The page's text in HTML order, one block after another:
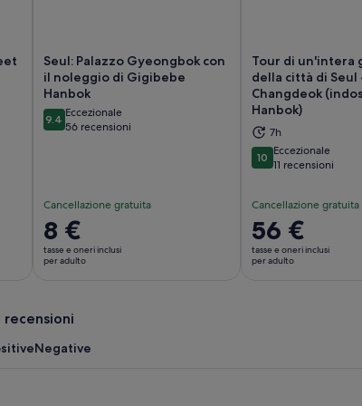
una nuova scheda
Seul: Palazzo Gyeongbok con
il noleggio di Gigibebe
Hanbok
9.49.4 su 10
Eccezionale
56 recensioni
Cancellazione gratuita
Il
prezzo
è
adulto
8 €
tasse e oneri inclusi
per adulto
Apertura in una nuova scheda
Tour di un'intera
della città di Seul
Changdeok
Hanbok)
7h
1010 su 10
Eccezionale
11 recensioni
Cancellazione gratuita
Il
prezzo
è
56 €
tasse e oneri inclusi
per adulto
recensioni
Negative